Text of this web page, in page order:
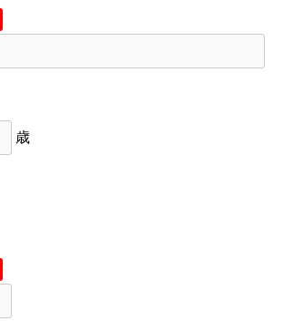
歳